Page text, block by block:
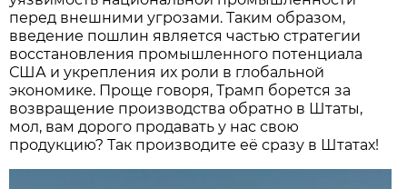
перед внешними угрозами. Таким образом,
введение пошлин является частью стратегии
восстановления промышленного потенциала
США и укрепления их роли в глобальной
экономике. Проще говоря, Трамп борется за
возвращение производства обратно в Штаты,
мол, вам дорого продавать у нас свою
продукцию? Так производите её сразу в Штатах!